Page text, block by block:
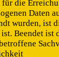
die
Daten
wurden, ist
Beendet ist